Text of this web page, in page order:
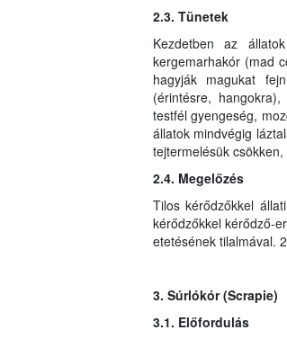
2.3. Tünetek
Kezdetben az
kergemarhakór (mad
hagyják magukat
(érintésre,
testfél gyengeség,
állatok mindvégig
tejtermelésük
2.4. Megelőzés
Tilos kérődzőkkel
kérődzőkkel kérődző-
etetésének tilalmával.
3. Súrlókór (Scrapie)
3.1. Előfordulás